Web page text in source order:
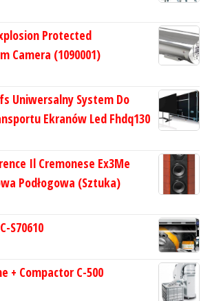
Protected
Camera (1090001)
Uniwersalny System Do
Ekranów Led Fhdq130
Il Cremonese Ex3Me
Podłogowa (Sztuka)
S70610
+ Compactor C-500